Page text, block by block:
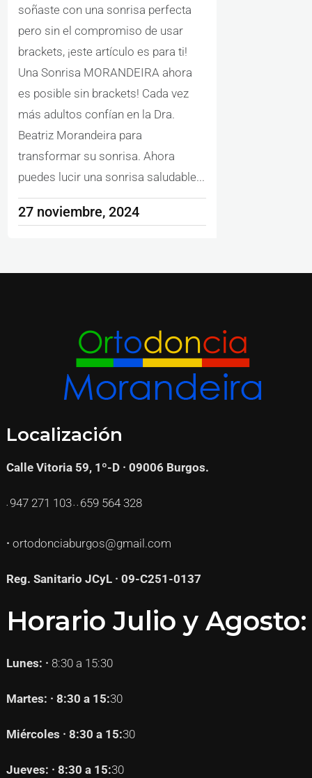
soñaste con una sonrisa perfecta
pero sin el compromiso de usar
brackets, ¡este artículo es para ti!
Una Sonrisa MORANDEIRA ahora
es posible sin brackets! Cada vez
más adultos confían en la Dra.
Beatriz Morandeira para
transformar su sonrisa. Ahora
puedes lucir una sonrisa saludable...
27 noviembre, 2024
Localización
Calle Vitoria 59, 1º-D · 09006 Burgos.
· 947 271 103 · · 659 564 328
· ortodonciaburgos@gmail.com
Reg. Sanitario JCyL · 09-C251-0137
Horario Julio y Agosto:
Lunes: · 8:30 a 15:30
Martes: · 8:30 a 15:30
Miércoles · 8:30 a 15:30
Jueves: · 8:30 a 15:30